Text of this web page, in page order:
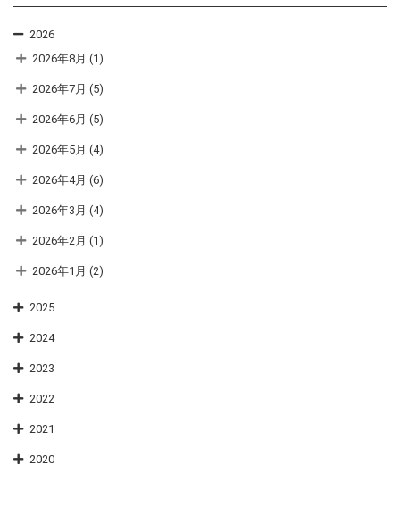
2026
2026年8月 (1)
2026年7月 (5)
2026年6月 (5)
2026年5月 (4)
2026年4月 (6)
2026年3月 (4)
2026年2月 (1)
2026年1月 (2)
2025
2024
2023
2022
2021
2020